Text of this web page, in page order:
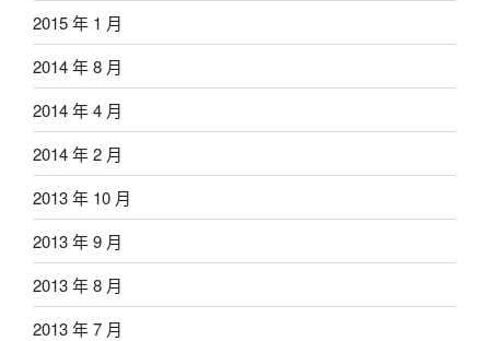
2015 年 1 月
2014 年 8 月
2014 年 4 月
2014 年 2 月
2013 年 10 月
2013 年 9 月
2013 年 8 月
2013 年 7 月